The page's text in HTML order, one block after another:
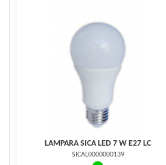
LAMPARA SICA LED 7 W E27 LC
SICAL0000000139